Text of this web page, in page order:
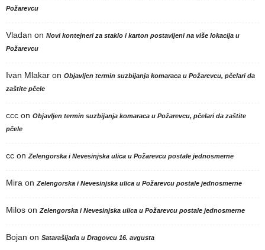
Požarevcu
Vladan on Novi kontejneri za staklo i karton postavljeni na više lokacija u
Požarevcu
Ivan Mlakar on Objavljen termin suzbijanja komaraca u Požarevcu, pčelari da
zaštite pčele
ccc on Objavljen termin suzbijanja komaraca u Požarevcu, pčelari da zaštite
pčele
cc on Zelengorska i Nevesinjska ulica u Požarevcu postale jednosmerne
Mira on Zelengorska i Nevesinjska ulica u Požarevcu postale jednosmerne
Milos on Zelengorska i Nevesinjska ulica u Požarevcu postale jednosmerne
Bojan on Satarašijada u Dragovcu 16. avgusta